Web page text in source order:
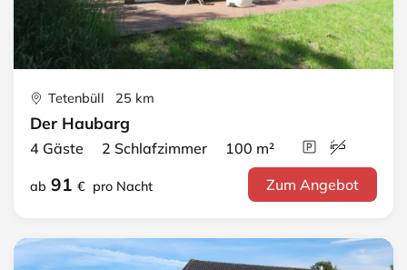
Tetenbüll 25 km
Der Haubarg
4 Gäste 2 Schlafzimmer 100 m²
ab 91 € pro Nacht Zum Angebot